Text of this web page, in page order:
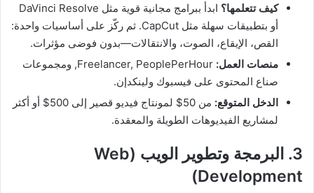
كيف تتعلمها؟
ابدأ ببرامج مجانية قوية مثل DaVinci Resolve
أو بتطبيقات سهلة مثل CapCut. ثم ركّز على أساسيات واحدة:
القص، الإيقاع، الصوت، والانتقالات—بدون فوضى مؤثرات.
منصات العمل:
Freelancer, PeoplePerHour, ومجموعات
صناع المحتوى على فيسبوك ولينكدإن.
الدخل المتوقع:
من 50$ لمونتاج فيديو قصير إلى 500$ أو أكثر
لمشاريع الفيديوهات الطويلة والمعقدة.
3. البرمجة وتطوير الويب (Web
Development)